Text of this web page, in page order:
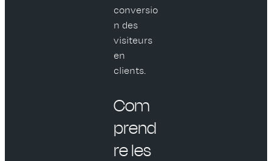
conversio
n des
visiteurs
en
clients.
Com
prend
re les